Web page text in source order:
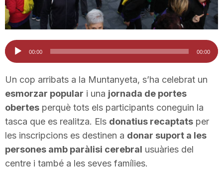
a
r
a
g
o
Reproductor
d'àudio
00:00 00:00
Un cop arribats a la Muntanyeta, s’ha celebrat un
esmorzar popular i una jornada de portes
obertes perquè tots els participants coneguin la
tasca que es realitza. Els donatius recaptats per
les inscripcions es destinen a donar suport a les
persones amb paràlisi cerebral usuàries del
centre i també a les seves famílies.